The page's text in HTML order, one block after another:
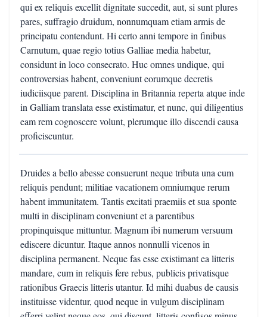
qui ex reliquis excellit dignitate succedit, aut, si sunt plures
pares, suffragio druidum, nonnumquam etiam armis de
principatu contendunt. Hi certo anni tempore in finibus
Carnutum, quae regio totius Galliae media habetur,
considunt in loco consecrato. Huc omnes undique, qui
controversias habent, conveniunt eorumque decretis
iudiciisque parent. Disciplina in Britannia reperta atque inde
in Galliam translata esse existimatur, et nunc, qui diligentius
eam rem cognoscere volunt, plerumque illo discendi causa
proficiscuntur.
Druides a bello abesse consuerunt neque tributa una cum
reliquis pendunt; militiae vacationem omniumque rerum
habent immunitatem. Tantis excitati praemiis et sua sponte
multi in disciplinam conveniunt et a parentibus
propinquisque mittuntur. Magnum ibi numerum versuum
ediscere dicuntur. Itaque annos nonnulli vicenos in
disciplina permanent. Neque fas esse existimant ea litteris
mandare, cum in reliquis fere rebus, publicis privatisque
rationibus Graecis litteris utantur. Id mihi duabus de causis
instituisse videntur, quod neque in vulgum disciplinam